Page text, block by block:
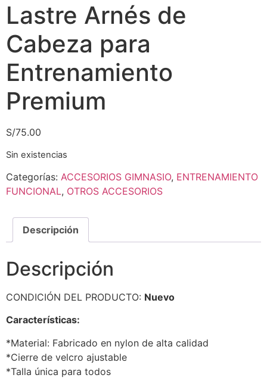
Lastre Arnés de
Cabeza para
Entrenamiento
Premium
S/75.00
Sin existencias
Categorías: ACCESORIOS GIMNASIO, ENTRENAMIENTO
FUNCIONAL, OTROS ACCESORIOS
Descripción
Descripción
CONDICIÓN DEL PRODUCTO: Nuevo
Características:
*Material: Fabricado en nylon de alta calidad
*Cierre de velcro ajustable
*Talla única para todos